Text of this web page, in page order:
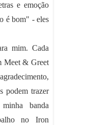
e emoção
é bom" - eles
mim. Cada
Meet & Greet
podem trazer
banda
no Iron